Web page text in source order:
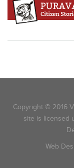
Copyright © 2016
site is licensed
Web